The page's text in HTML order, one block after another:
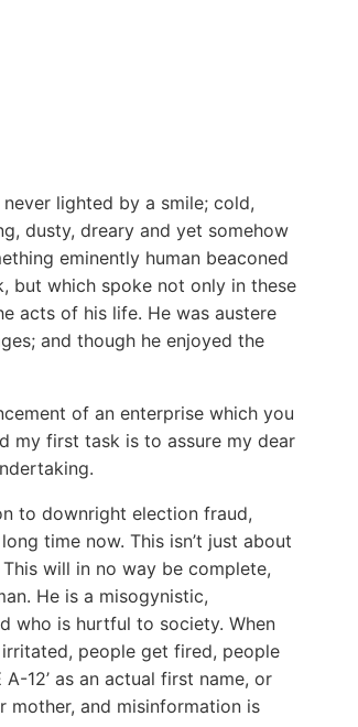
lighted by a smile; cold,
dusty, dreary and yet somehow
eminently human beaconed
but which spoke not only in these
acts of his life. He was austere
and though he enjoyed the
of an enterprise which you
my first task is to assure my dear
to downright election fraud,
time now. This isn’t just about
will in no way be complete,
He is a misogynistic,
who is hurtful to society. When
irritated, people get fired, people
12’ as an actual first name, or
mother, and misinformation is